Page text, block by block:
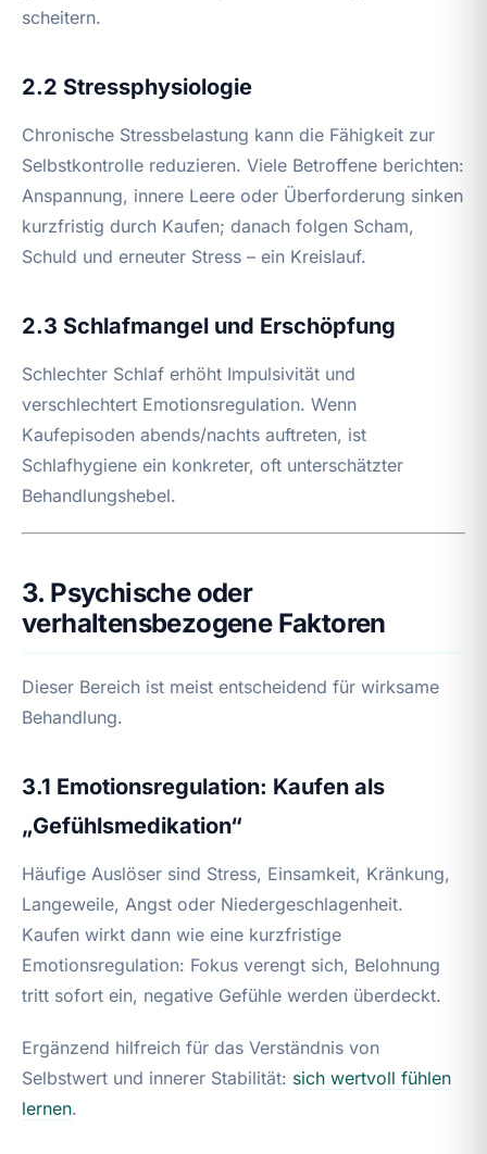
scheitern.
2.2 Stressphysiologie
Chronische Stressbelastung kann die Fähigkeit zur
Selbstkontrolle reduzieren. Viele Betroffene berichten:
Anspannung, innere Leere oder Überforderung sinken
kurzfristig durch Kaufen; danach folgen Scham,
Schuld und erneuter Stress – ein Kreislauf.
2.3 Schlafmangel und Erschöpfung
Schlechter Schlaf erhöht Impulsivität und
verschlechtert Emotionsregulation. Wenn
Kaufepisoden abends/nachts auftreten, ist
Schlafhygiene ein konkreter, oft unterschätzter
Behandlungshebel.
3. Psychische oder
verhaltensbezogene Faktoren
Dieser Bereich ist meist entscheidend für wirksame
Behandlung.
3.1 Emotionsregulation: Kaufen als
„Gefühlsmedikation“
Häufige Auslöser sind Stress, Einsamkeit, Kränkung,
Langeweile, Angst oder Niedergeschlagenheit.
Kaufen wirkt dann wie eine kurzfristige
Emotionsregulation: Fokus verengt sich, Belohnung
tritt sofort ein, negative Gefühle werden überdeckt.
Ergänzend hilfreich für das Verständnis von
Selbstwert und innerer Stabilität: sich wertvoll fühlen
lernen.